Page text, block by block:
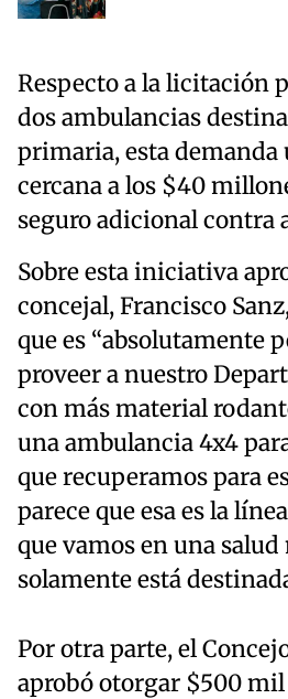
Respecto a la licitación
dos ambulancias
primaria, esta
cercana a los $40
seguro adicional contra
Sobre esta iniciativa
concejal, Francisco
que es “absolutamente
proveer a nuestro
con más material
una ambulancia 4x4
que recuperamos para
parece que esa es la
que vamos en una
solamente está
Por otra parte, el
aprobó otorgar $500